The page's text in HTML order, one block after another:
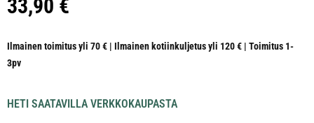
33,90 €
Ilmainen toimitus yli 70 € | Ilmainen kotiinkuljetus yli 120 € | Toimitus 1-
3pv
HETI SAATAVILLA VERKKOKAUPASTA